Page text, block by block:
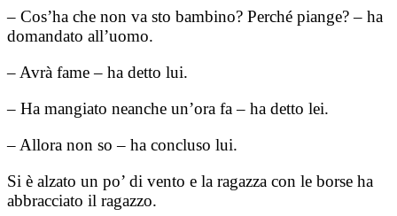
– Cos’ha che non va sto bambino? Perché piange? – ha
domandato all’uomo.
– Avrà fame – ha detto lui.
– Ha mangiato neanche un’ora fa – ha detto lei.
– Allora non so – ha concluso lui.
Si è alzato un po’ di vento e la ragazza con le borse ha
abbracciato il ragazzo.